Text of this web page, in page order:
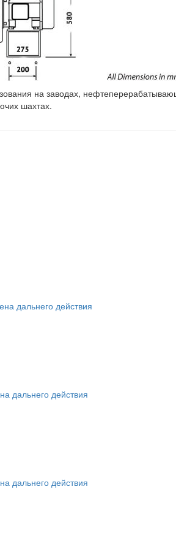
на заводах,
шахтах.
дальнего действия
дальнего действия
дальнего действия